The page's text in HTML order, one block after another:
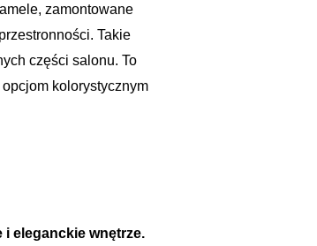
zamontowane
Takie
części salonu. To
kolorystycznym
eleganckie wnętrze.